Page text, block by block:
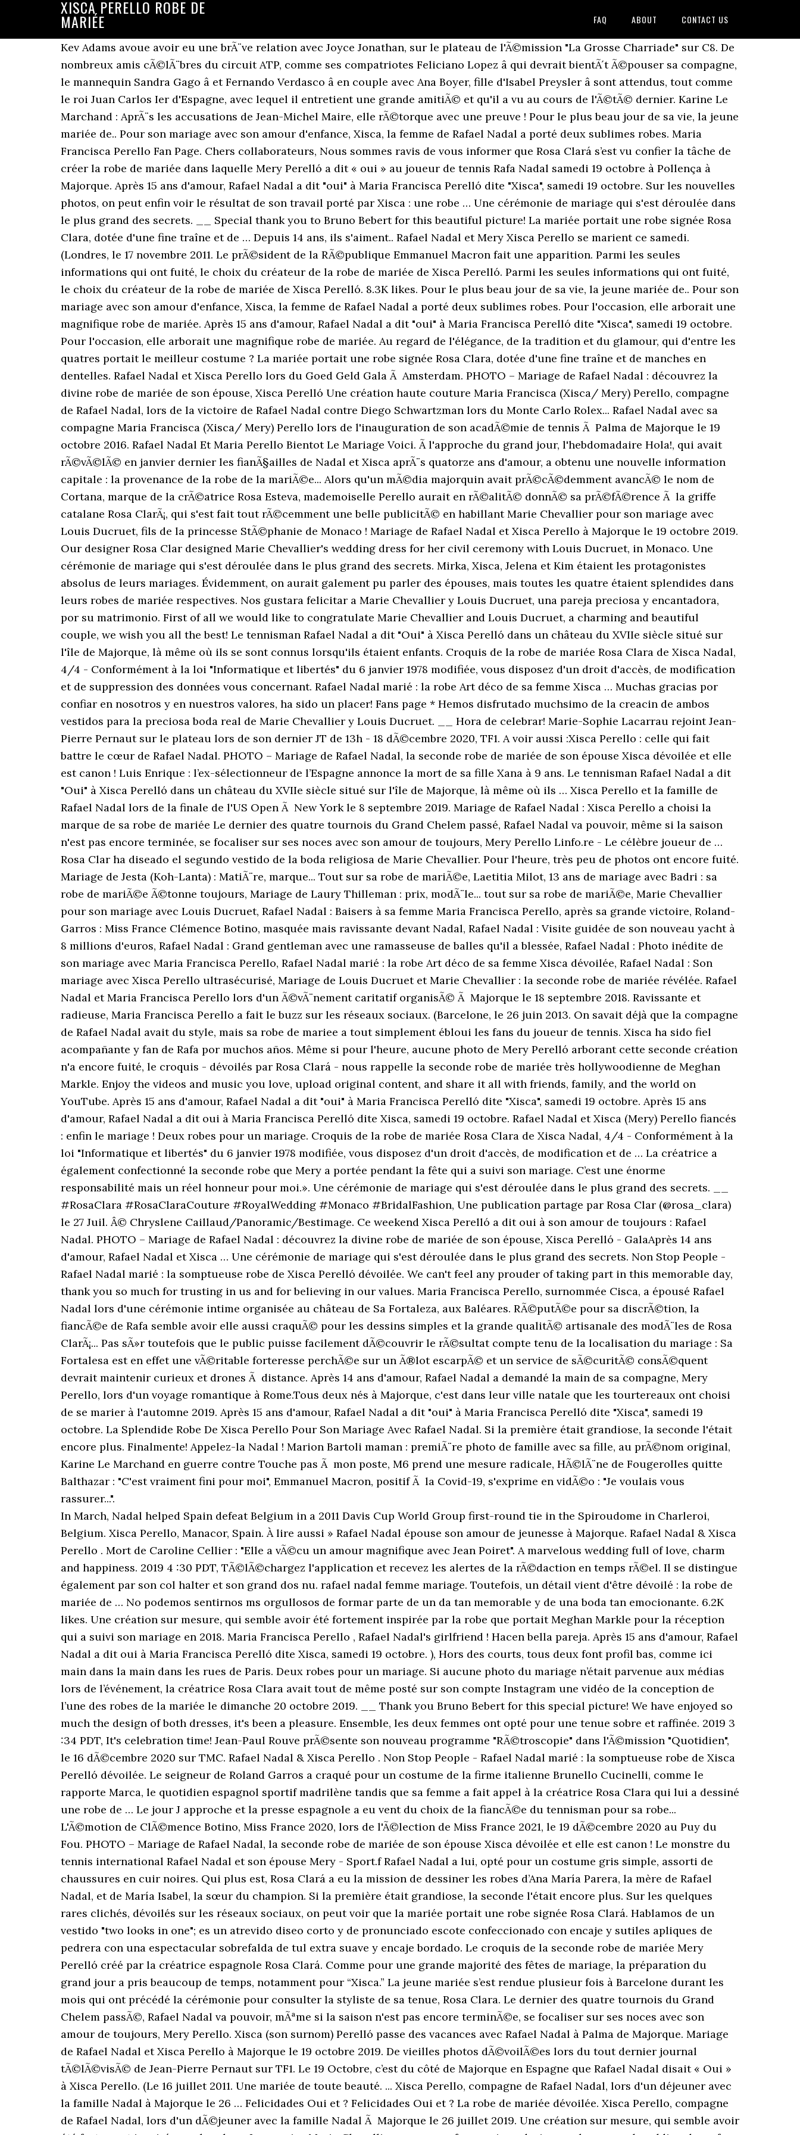
XISCA PERELLO ROBE DE
MARIÉE FAQ ABOUT CONTACT US
Kev Adams avoue avoir eu une brÃ¨ve relation avec Joyce Jonathan, sur le plateau de l'Ã©mission "La Grosse Charriade" sur C8. De nombreux amis cÃ©lÃ¨bres du circuit ATP, comme ses compatriotes Feliciano Lopez â qui devrait bientÃ´t Ã©pouser sa compagne, le mannequin Sandra Gago â et Fernando Verdasco â en couple avec Ana Boyer, fille d'Isabel Preysler â sont attendus, tout comme le roi Juan Carlos Ier d'Espagne, avec lequel il entretient une grande amitiÃ© et qu'il a vu au cours de l'Ã©tÃ© dernier. Karine Le Marchand : AprÃ¨s les accusations de Jean-Michel Maire, elle rÃ©torque avec une preuve ! Pour le plus beau jour de sa vie, la jeune mariée de.. Pour son mariage avec son amour d'enfance, Xisca, la femme de Rafael Nadal a porté deux sublimes robes. Maria Francisca Perello Fan Page. Chers collaborateurs, Nous sommes ravis de vous informer que Rosa Clará s’est vu confier la tâche de créer la robe de mariée dans laquelle Mery Perelló a dit « oui » au joueur de tennis Rafa Nadal samedi 19 octobre à Pollença à Majorque. Après 15 ans d'amour, Rafael Nadal a dit "oui" à Maria Francisca Perelló dite "Xisca", samedi 19 octobre. Sur les nouvelles photos, on peut enfin voir le résultat de son travail porté par Xisca : une robe … Une cérémonie de mariage qui s'est déroulée dans le plus grand des secrets. __ Special thank you to Bruno Bebert for this beautiful picture! La mariée portait une robe signée Rosa Clara, dotée d'une fine traîne et de … Depuis 14 ans, ils s'aiment.. Rafael Nadal et Mery Xisca Perello se marient ce samedi. (Londres, le 17 novembre 2011. Le prÃ©sident de la RÃ©publique Emmanuel Macron fait une apparition. Parmi les seules informations qui ont fuité, le choix du créateur de la robe de mariée de Xisca Perelló. Parmi les seules informations qui ont fuité, le choix du créateur de la robe de mariée de Xisca Perelló. 8.3K likes. Pour le plus beau jour de sa vie, la jeune mariée de.. Pour son mariage avec son amour d'enfance, Xisca, la femme de Rafael Nadal a porté deux sublimes robes. Pour l'occasion, elle arborait une magnifique robe de mariée. Après 15 ans d'amour, Rafael Nadal a dit "oui" à Maria Francisca Perelló dite "Xisca", samedi 19 octobre. Pour l'occasion, elle arborait une magnifique robe de mariée. Au regard de l'élégance, de la tradition et du glamour, qui d'entre les quatres portait le meilleur costume ? La mariée portait une robe signée Rosa Clara, dotée d'une fine traîne et de manches en dentelles. Rafael Nadal et Xisca Perello lors du Goed Geld Gala Ã Amsterdam. PHOTO – Mariage de Rafael Nadal : découvrez la divine robe de mariée de son épouse, Xisca Perelló Une création haute couture Maria Francisca (Xisca/ Mery) Perello, compagne de Rafael Nadal, lors de la victoire de Rafael Nadal contre Diego Schwartzman lors du Monte Carlo Rolex... Rafael Nadal avec sa compagne Maria Francisca (Xisca/ Mery) Perello lors de l'inauguration de son acadÃ©mie de tennis Ã Palma de Majorque le 19 octobre 2016. Rafael Nadal Et Maria Perello Bientot Le Mariage Voici. Ã l'approche du grand jour, l'hebdomadaire Hola!, qui avait rÃ©vÃ©lÃ© en janvier dernier les fianÃ§ailles de Nadal et Xisca aprÃ¨s quatorze ans d'amour, a obtenu une nouvelle information capitale : la provenance de la robe de la mariÃ©e... Alors qu'un mÃ©dia majorquin avait prÃ©cÃ©demment avancÃ© le nom de Cortana, marque de la crÃ©atrice Rosa Esteva, mademoiselle Perello aurait en rÃ©alitÃ© donnÃ© sa prÃ©fÃ©rence Ã la griffe catalane Rosa ClarÃ¡, qui s'est fait tout rÃ©cemment une belle publicitÃ© en habillant Marie Chevallier pour son mariage avec Louis Ducruet, fils de la princesse StÃ©phanie de Monaco ! Mariage de Rafael Nadal et Xisca Perello à Majorque le 19 octobre 2019. Our designer Rosa Clar designed Marie Chevallier's wedding dress for her civil ceremony with Louis Ducruet, in Monaco. Une cérémonie de mariage qui s'est déroulée dans le plus grand des secrets. Mirka, Xisca, Jelena et Kim étaient les protagonistes absolus de leurs mariages. Évidemment, on aurait galement pu parler des épouses, mais toutes les quatre étaient splendides dans leurs robes de mariée respectives. Nos gustara felicitar a Marie Chevallier y Louis Ducruet, una pareja preciosa y encantadora, por su matrimonio. First of all we would like to congratulate Marie Chevallier and Louis Ducruet, a charming and beautiful couple, we wish you all the best! Le tennisman Rafael Nadal a dit "Oui" à Xisca Perelló dans un château du XVIIe siècle situé sur l'île de Majorque, là même où ils se sont connus lorsqu'ils étaient enfants. Croquis de la robe de mariée Rosa Clara de Xisca Nadal, 4/4 - Conformément à la loi "Informatique et libertés" du 6 janvier 1978 modifiée, vous disposez d'un droit d'accès, de modification et de suppression des données vous concernant. Rafael Nadal marié : la robe Art déco de sa femme Xisca … Muchas gracias por confiar en nosotros y en nuestros valores, ha sido un placer! Fans page * Hemos disfrutado muchsimo de la creacin de ambos vestidos para la preciosa boda real de Marie Chevallier y Louis Ducruet. __ Hora de celebrar! Marie-Sophie Lacarrau rejoint Jean-Pierre Pernaut sur le plateau lors de son dernier JT de 13h - 18 dÃ©cembre 2020, TF1. A voir aussi :Xisca Perello : celle qui fait battre le cœur de Rafael Nadal. PHOTO – Mariage de Rafael Nadal, la seconde robe de mariée de son épouse Xisca dévoilée et elle est canon ! Luis Enrique : l’ex-sélectionneur de l’Espagne annonce la mort de sa fille Xana à 9 ans. Le tennisman Rafael Nadal a dit "Oui" à Xisca Perelló dans un château du XVIIe siècle situé sur l'île de Majorque, là même où ils … Xisca Perello et la famille de Rafael Nadal lors de la finale de l'US Open Ã New York le 8 septembre 2019. Mariage de Rafael Nadal : Xisca Perello a choisi la marque de sa robe de mariée Le dernier des quatre tournois du Grand Chelem passé, Rafael Nadal va pouvoir, même si la saison n'est pas encore terminée, se focaliser sur ses noces avec son amour de toujours, Mery Perello Linfo.re - Le célèbre joueur de … Rosa Clar ha diseado el segundo vestido de la boda religiosa de Marie Chevallier. Pour l'heure, très peu de photos ont encore fuité. Mariage de Jesta (Koh-Lanta) : MatiÃ¨re, marque... Tout sur sa robe de mariÃ©e, Laetitia Milot, 13 ans de mariage avec Badri : sa robe de mariÃ©e Ã©tonne toujours, Mariage de Laury Thilleman : prix, modÃ¨le... tout sur sa robe de mariÃ©e, Marie Chevallier pour son mariage avec Louis Ducruet, Rafael Nadal : Baisers à sa femme Maria Francisca Perello, après sa grande victoire, Roland-Garros : Miss France Clémence Botino, masquée mais ravissante devant Nadal, Rafael Nadal : Visite guidée de son nouveau yacht à 8 millions d'euros, Rafael Nadal : Grand gentleman avec une ramasseuse de balles qu'il a blessée, Rafael Nadal : Photo inédite de son mariage avec Maria Francisca Perello, Rafael Nadal marié : la robe Art déco de sa femme Xisca dévoilée, Rafael Nadal : Son mariage avec Xisca Perello ultrasécurisé, Mariage de Louis Ducruet et Marie Chevallier : la seconde robe de mariée révélée. Rafael Nadal et Maria Francisca Perello lors d'un Ã©vÃ¨nement caritatif organisÃ© Ã Majorque le 18 septembre 2018. Ravissante et radieuse, Maria Francisca Perello a fait le buzz sur les réseaux sociaux. (Barcelone, le 26 juin 2013. On savait déjà que la compagne de Rafael Nadal avait du style, mais sa robe de mariee a tout simplement ébloui les fans du joueur de tennis. Xisca ha sido fiel acompañante y fan de Rafa por muchos años. Même si pour l'heure, aucune photo de Mery Perelló arborant cette seconde création n'a encore fuité, le croquis - dévoilés par Rosa Clará - nous rappelle la seconde robe de mariée très hollywoodienne de Meghan Markle. Enjoy the videos and music you love, upload original content, and share it all with friends, family, and the world on YouTube. Après 15 ans d'amour, Rafael Nadal a dit "oui" à Maria Francisca Perelló dite "Xisca", samedi 19 octobre. Après 15 ans d'amour, Rafael Nadal a dit oui à Maria Francisca Perelló dite Xisca, samedi 19 octobre. Rafael Nadal et Xisca (Mery) Perello fiancés : enfin le mariage ! Deux robes pour un mariage. Croquis de la robe de mariée Rosa Clara de Xisca Nadal, 4/4 - Conformément à la loi "Informatique et libertés" du 6 janvier 1978 modifiée, vous disposez d'un droit d'accès, de modification et de … La créatrice a également confectionné la seconde robe que Mery a portée pendant la fête qui a suivi son mariage. C’est une énorme responsabilité mais un réel honneur pour moi.». Une cérémonie de mariage qui s'est déroulée dans le plus grand des secrets. __ #RosaClara #RosaClaraCouture #RoyalWedding #Monaco #BridalFashion, Une publication partage par Rosa Clar (@rosa_clara) le 27 Juil. Â© Chryslene Caillaud/Panoramic/Bestimage. Ce weekend Xisca Perelló a dit oui à son amour de toujours : Rafael Nadal. PHOTO – Mariage de Rafael Nadal : découvrez la divine robe de mariée de son épouse, Xisca Perelló - GalaAprès 14 ans d'amour, Rafael Nadal et Xisca … Une cérémonie de mariage qui s'est déroulée dans le plus grand des secrets. Non Stop People - Rafael Nadal marié : la somptueuse robe de Xisca Perelló dévoilée. We can't feel any prouder of taking part in this memorable day, thank you so much for trusting in us and for believing in our values. Maria Francisca Perello, surnommée Cisca, a épousé Rafael Nadal lors d'une cérémonie intime organisée au château de Sa Fortaleza, aux Baléares. RÃ©putÃ©e pour sa discrÃ©tion, la fiancÃ©e de Rafa semble avoir elle aussi craquÃ© pour les dessins simples et la grande qualitÃ© artisanale des modÃ¨les de Rosa ClarÃ¡... Pas sÃ»r toutefois que le public puisse facilement dÃ©couvrir le rÃ©sultat compte tenu de la localisation du mariage : Sa Fortalesa est en effet une vÃ©ritable forteresse perchÃ©e sur un Ã®lot escarpÃ© et un service de sÃ©curitÃ© consÃ©quent devrait maintenir curieux et drones Ã distance. Après 14 ans d'amour, Rafael Nadal a demandé la main de sa compagne, Mery Perello, lors d'un voyage
In March, Nadal helped Spain defeat Belgium in a 2011 Davis Cup World Group first-round tie in the Spiroudome in Charleroi, Belgium. Xisca Perello, Manacor, Spain. À lire aussi » Rafael Nadal épouse son amour de jeunesse à Majorque. Rafael Nadal & Xisca Perello . Mort de Caroline Cellier : "Elle a vÃ©cu un amour magnifique avec Jean Poiret". A marvelous wedding full of love, charm and happiness. 2019 4 :30 PDT, TÃ©lÃ©chargez l'application et recevez les alertes de la rÃ©daction en temps rÃ©el. Il se distingue également par son col halter et son grand dos nu. rafael nadal femme mariage. Toutefois, un détail vient d'être dévoilé : la robe de mariée de … No podemos sentirnos ms orgullosos de formar parte de un da tan memorable y de una boda tan emocionante. 6.2K likes. Une création sur mesure, qui semble avoir été fortement inspirée par la robe que portait Meghan Markle pour la réception qui a suivi son mariage en 2018. Maria Francisca Perello , Rafael Nadal's girlfriend ! Hacen bella pareja. Après 15 ans d'amour, Rafael Nadal a dit oui à Maria Francisca Perelló dite Xisca, samedi 19 octobre. ), Hors des courts, tous deux font profil bas, comme ici main dans la main dans les rues de Paris. Deux robes pour un mariage. Si aucune photo du mariage n’était parvenue aux médias lors de l’événement, la créatrice Rosa Clara avait tout de même posté sur son compte Instagram une vidéo de la conception de l’une des robes de la mariée le dimanche 20 octobre 2019. __ Thank you Bruno Bebert for this special picture! We have enjoyed so much the design of both dresses, it's been a pleasure. Ensemble, les deux femmes ont opté pour une tenue sobre et raffinée. 2019 3 :34 PDT, It's celebration time! Jean-Paul Rouve prÃ©sente son nouveau programme "RÃ©troscopie" dans l'Ã©mission "Quotidien", le 16 dÃ©cembre 2020 sur TMC. Rafael Nadal & Xisca Perello . Non Stop People - Rafael Nadal marié : la somptueuse robe de Xisca Perelló dévoilée. Le seigneur de Roland Garros a craqué pour un costume de la firme italienne Brunello Cucinelli, comme le rapporte Marca, le quotidien espagnol sportif madrilène tandis que sa femme a fait appel à la créatrice Rosa Clara qui lui a dessiné une robe de … Le jour J approche et la presse espagnole a eu vent du choix de la fiancÃ©e du tennisman pour sa robe... L'Ã©motion de ClÃ©mence Botino, Miss France 2020, lors de l'Ã©lection de Miss France 2021, le 19 dÃ©cembre 2020 au Puy du Fou. PHOTO – Mariage de Rafael Nadal, la seconde robe de mariée de son épouse Xisca dévoilée et elle est canon ! Le monstre du tennis international Rafael Nadal et son épouse Mery - Sport.f Rafael Nadal a lui, opté pour un costume gris simple, assorti de chaussures en cuir noires. Qui plus est, Rosa Clará a eu la mission de dessiner les robes d’Ana María Parera, la mère de Rafael Nadal, et de María Isabel, la sœur du champion. Si la première était grandiose, la seconde l'était encore plus. Sur les quelques rares clichés, dévoilés sur les réseaux sociaux, on peut voir que la mariée portait une robe signée Rosa Clará. Hablamos de un vestido "two looks in one"; es un atrevido diseo corto y de pronunciado escote confeccionado con encaje y sutiles apliques de pedrera con una espectacular sobrefalda de tul extra suave y encaje bordado. Le croquis de la seconde robe de mariée Mery Perelló créé par la créatrice espagnole Rosa Clará. Comme pour une grande majorité des fêtes de mariage, la préparation du grand jour a pris beaucoup de temps, notamment pour “Xisca.” La jeune mariée s’est rendue plusieur fois à Barcelone durant les mois qui ont précédé la cérémonie pour consulter la styliste de sa tenue, Rosa Clara. Le dernier des quatre tournois du Grand Chelem passÃ©, Rafael Nadal va pouvoir, mÃªme si la saison n'est pas encore terminÃ©e, se focaliser sur ses noces avec son amour de toujours, Mery Perello. Xisca (son surnom) Perelló passe des vacances avec Rafael Nadal à Palma de Majorque. Mariage de Rafael Nadal et Xisca Perello à Majorque le 19 octobre 2019. De vieilles photos dÃ©voilÃ©es lors du tout dernier journal tÃ©lÃ©visÃ© de Jean-Pierre Pernaut sur TF1. Le 19 Octobre, c’est du côté de Majorque en Espagne que Rafael Nadal disait « Oui » à Xisca Perello. (Le 16 juillet 2011. Une mariée de toute beauté. ... Xisca Perello, compagne de Rafael Nadal, lors d'un déjeuner avec la famille Nadal à Majorque le 26 … Felicidades Oui et ? Felicidades Oui et ? La robe de mariée dévoilée. Xisca Perello, compagne de Rafael Nadal, lors d'un dÃ©jeuner avec la famille Nadal Ã Majorque le 26 juillet 2019. Une création sur mesure, qui semble avoir été fortement inspirée par la robe … Impressive Marie Chevallier wore one of our unique designs as her second wedding dress for her church ceremony. Enjoy the videos and music you love, upload original content, and share it all with friends, family, and the world on YouTube. Ce qu’on en retient ? Ce qu’on en retient ? (Le 6 juin 2013. Appelez-la Nadal ! Hacen bella pareja. Rafael Nadal et Maria Francisca (Xisca/ Mery) Perello invitÃ©s lors d'un mariage Ã Formentera, le 19 juillet 2014. Luis Enrique : l’ex-sélectionneur de l’Espagne annonce la mort de sa fille Xana à 9 ans. Mariage De Rafael Nadal La Seconde Robe De Mariee De Son Epouse Xisca Devoilee Et Elle Est Canon Youtube. Os deseamos todo lo mejor! She chose a sophisticated, weightless silk crepe culotte jumpsuit with embroidered lace at the waist. She selected an amazing lace dress with a beautiful deep neckline, subtle beaded appliqus and a bold short hemline under a spectacular extra-soft tulle and embroidered overskirt - the perfect blend of striking statement, elegance and sophistication! Une cérémonie de mariage qui s'est déroulée dans le plus grand des secrets. __ Espectacular boda real! Le choix d’avoir deux robes de mariée pour Xisca, une robe pour la cérémonie de mariage, et une seconde robe pour le dîner et la soirée de … Pour son mariage avec Rafael Nadal le 19 octobre dernier, Xisca Perelló avait choisi comme deuxième robe de mariée une création Rosa Clara. Après 15 ans d'amour, Rafael Nadal a dit "oui" à Maria Francisca Perelló dite "Xisca", samedi 19 octobre. On savait déjà que la compagne de Rafael Nadal avait du style, mais sa robe de mariee a tout simplement ébloui les fans du joueur de … Ce weekend Xisca Perelló a dit oui à son amour de toujours : Rafael Nadal. A lire aussi : Rafael Nadal, tennisman au grand coeur auprès des sinistrés de Majorque. Emmanuel Macron positif Ã la Covid-19 : qu'en est-il de Brigitte Macron . Breathtaking Royal Wedding! Au regard de l'élégance, de … Maria Francisca Perello, surnommée Cisca, a épousé Rafael Nadal lors d'une cérémonie intime organisée au château de Sa Fortaleza, aux Baléares. Après 15 ans d'amour, Rafael Nadal a dit "oui" à Maria Francisca Perelló dite "Xisca", samedi 19 octobre. Save Image. Selon les mÃ©dias espagnols, leur mariage doit avoir lieu le 19 octobre Ã Sa Fortalesa sur la commune de PollenÃ§a dans le nord de Majorque, l'Ã®le natale de Rafa (originaire comme sa dulcinÃ©e de Manacor, Ã l'est). #RosaClara #RoyalWedding #BridalFashion #Monaco, Une publication partage par Rosa Clar (@rosa_clara) le 28 Juil. El diseo, sin mangas, presenta un sutil escote en forma de V y una delicada espalda abierta. Le choix d’avoir deux robes de mariée pour Xisca, une robe pour la cérémonie de mariage, et une seconde robe pour le dîner et la soirée de mariage. Après 15 ans d'amour, Rafael Nadal a dit "oui" à Maria Francisca Perelló dite "Xisca", samedi 19 octobre. Vainqueur dimanche 8 septembre 2019, sous les yeux de sa compagne Xisca, de son 19e tournoi du Grand Chelem en s'adjugeant l'US Open, Rafael Nadal a en point de mire le record de son rival Roger Federer (20 titres), qu'il retrouvera en novembre au Masters de Londres, point d'orgue de la saison. Save Image. Nuestra diseadora, Rosa Clar ha diseado el vestido de Marie Chevallier para su boda civil con Louis Ducruet, en Mnaco. Évidemment, on aurait galement pu parler des épouses, mais toutes les quatre étaient splendides dans leurs robes de mariée respectives. ), Rosa Clará en personne a dévoilé un croquis de sa création sur les réseaux sociaux. Rafael Nadal : découvrez la sublime robe de mariée de sa femme, Xisca Perello. The sleeveless design features a discrete V-neckline and an exquisite open back, to marry her love, Louis Ducruet! C'est dans un magnifique château que Rafael Nadal s'est marié avec Xisca Perello qui partage sa vie depuis 14 ans. Le tout accompagné d’une traîne et d'un voile très fin à épingler dans les cheveux. Comme pour une grande majorité des fêtes de mariage, la préparation du grand jour a pris beaucoup de temps, notamment pour “Xisca.” La jeune mariée s’est rendue plusieur fois à Barcelone durant les mois qui ont précédé la cérémonie pour consulter la styliste de … Depuis 14 ans, ils s'aiment.. Rafael Nadal et Mery Xisca Perello … Une cérémonie de mariage qui s'est déroulée dans le plus grand des secrets. ), Le duo s'est rencontré au lycée et mis en couple en 2005. You looked outstanding! 11/15 - Delphine Wespiser dans "La Grosse Charriade" sur C8, Nathalie Marquay Ã©voque les rumeurs d'infidÃ©litÃ© dont elle a fait l'objet en 2006 en participant Ã "La Ferme cÃ©lÃ©britÃ©s" - Documentaire "Jean-Pierre Pernaut : 50 ans dans le coeur des FranÃ§ais" diffusÃ© sur C8. Mariage de Rafael Nadal : Xisca Perello a choisi la marque de sa robe de mariée. Le résultat donne une splendide robe à manches longues avec une longue jupe en crêpe de soie et un corset de dentelle, «aux inspirations art déco», parsemé de broderies scintillantes. Congratulations once again! Toutefois, un détail vient d'être dévoilé : la robe de mariée de … (New York, le 7 septembre 2013.). Le tennisman superstar de 33 ans et Mery Perelló, sa compagne de toujours surnommée Xisca, se sont mariés ce samedi 18 octobre lors d'une cérémonie privée sur leur île natale de Majorque. La robe de la mariée de 31 ans a été confectionnée par Rosa Clará qui a dévoilé un cro